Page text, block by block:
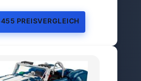
PREISVERGLEICH